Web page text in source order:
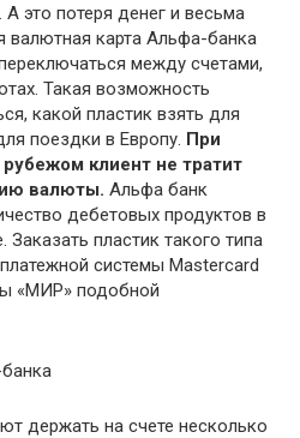
это потеря денег и весьма
валютная карта Альфа-банка
между счетами,
Такая возможность
какой пластик взять для
поездки в Европу. При
клиент не тратит
валюты. Альфа банк
дебетовых продуктов в
пластик такого типа
системы Mastercard
«МИР» подобной
держать на счете несколько